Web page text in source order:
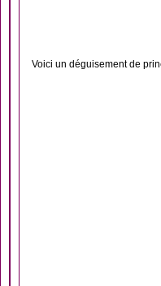
Voici un déguisement de